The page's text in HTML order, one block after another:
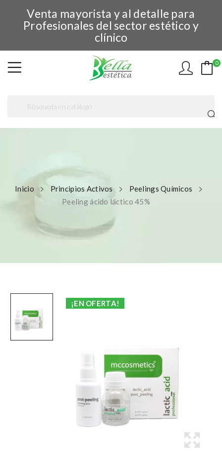
Venta mayorista y al detalle para
Profesionales del sector estético y
clínico
0
Inicio Principios Activos
Peelings Químicos
Peeling ácido láctico 45%
¡EN OFERTA!